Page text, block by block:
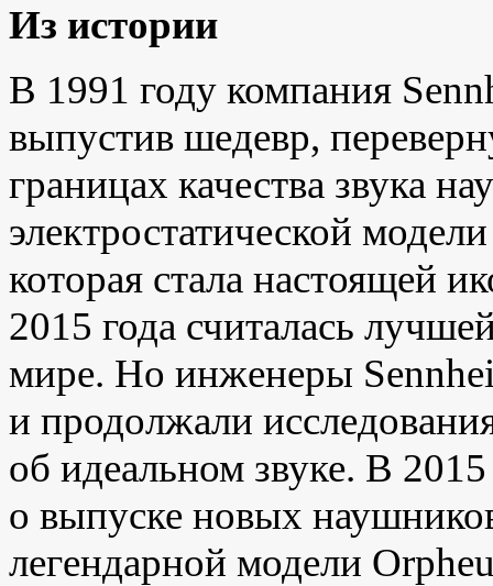
Из истории
В 1991 году компания
выпустив шедевр,
границах качества звука
электростатической
которая стала настоящей
2015 года считалась
мире. Но инженеры
и продолжали
об идеальном звуке. В
о выпуске новых
легендарной модели